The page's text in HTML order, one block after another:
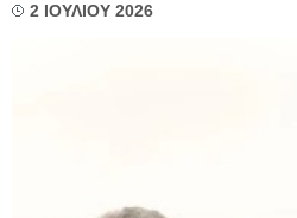
2 ΙΟΥΛΙΟΥ 2026